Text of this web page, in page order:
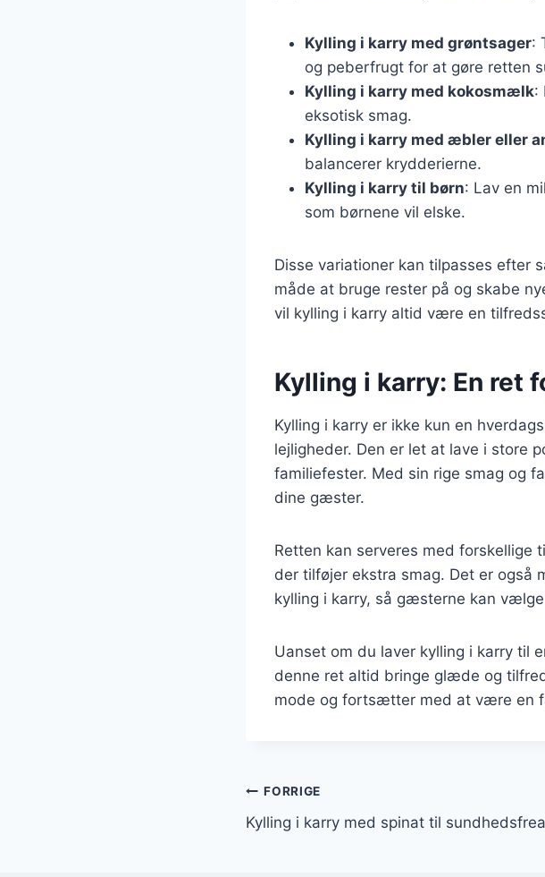
Kylling i karry med grøntsager:
og peberfrugt for at gøre retten
Kylling i karry med kokosmælk:
eksotisk smag.
Kylling i karry med æbler eller
balancerer krydderierne.
Kylling i karry til børn: Lav en
som børnene vil elske.
Disse variationer kan tilpasses efter
måde at bruge rester på og skabe
vil kylling i karry altid være en
Kylling i karry: En ret
Kylling i karry er ikke kun en
lejligheder. Den er let at lave i store
familiefester. Med sin rige smag og
dine gæster.
Retten kan serveres med forskellige
der tilføjer ekstra smag. Det er også
kylling i karry, så gæsterne kan
Uanset om du laver kylling i karry til
denne ret altid bringe glæde og
mode og fortsætter med at være en
Indlægsnavigation
FORRIGE
Kylling i karry med spinat til